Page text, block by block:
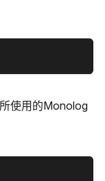
使用的Monolog